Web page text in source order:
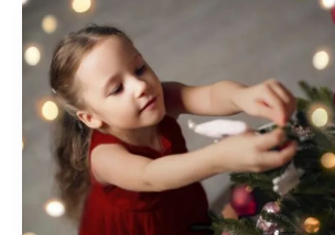
Noel
:
les
lumières
et
les